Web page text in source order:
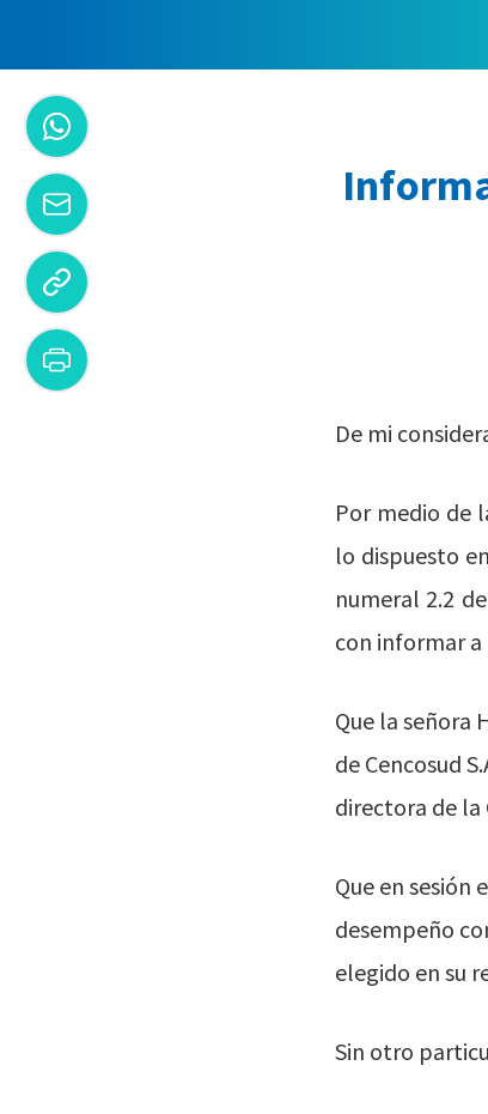
De mi
Por medio de
lo dispuesto
numeral 2.2
con informar a
Que la señora
de Cencosud
directora de la
Que en sesión
desempeño
elegido en su
Sin otro